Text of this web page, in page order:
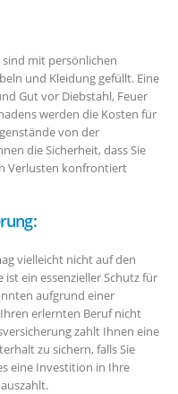
mit persönlichen
und Kleidung gefüllt. Eine
Gut vor Diebstahl, Feuer
werden die Kosten für
von der
die Sicherheit, dass Sie
Verlusten konfrontiert
vielleicht nicht auf den
ist ein essenzieller Schutz für
aufgrund einer
erlernten Beruf nicht
zahlt Ihnen eine
zu sichern, falls Sie
eine Investition in Ihre